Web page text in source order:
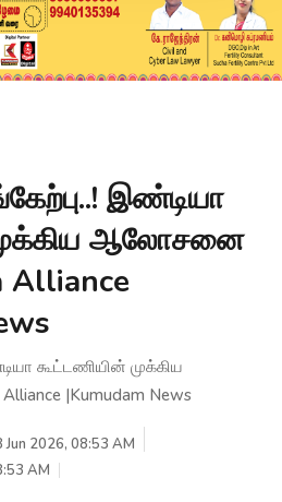
இண்டியா
ஆலோசனை
Alliance
கூட்டணியின் முக்கிய
|Kumudam News
Jun 2026, 08:53 AM
AM